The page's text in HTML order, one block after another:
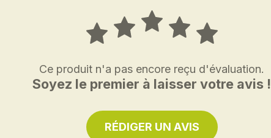
Ce produit n'a pas encore reçu d'évaluation.
Soyez le premier à laisser votre avis !
RÉDIGER UN AVIS